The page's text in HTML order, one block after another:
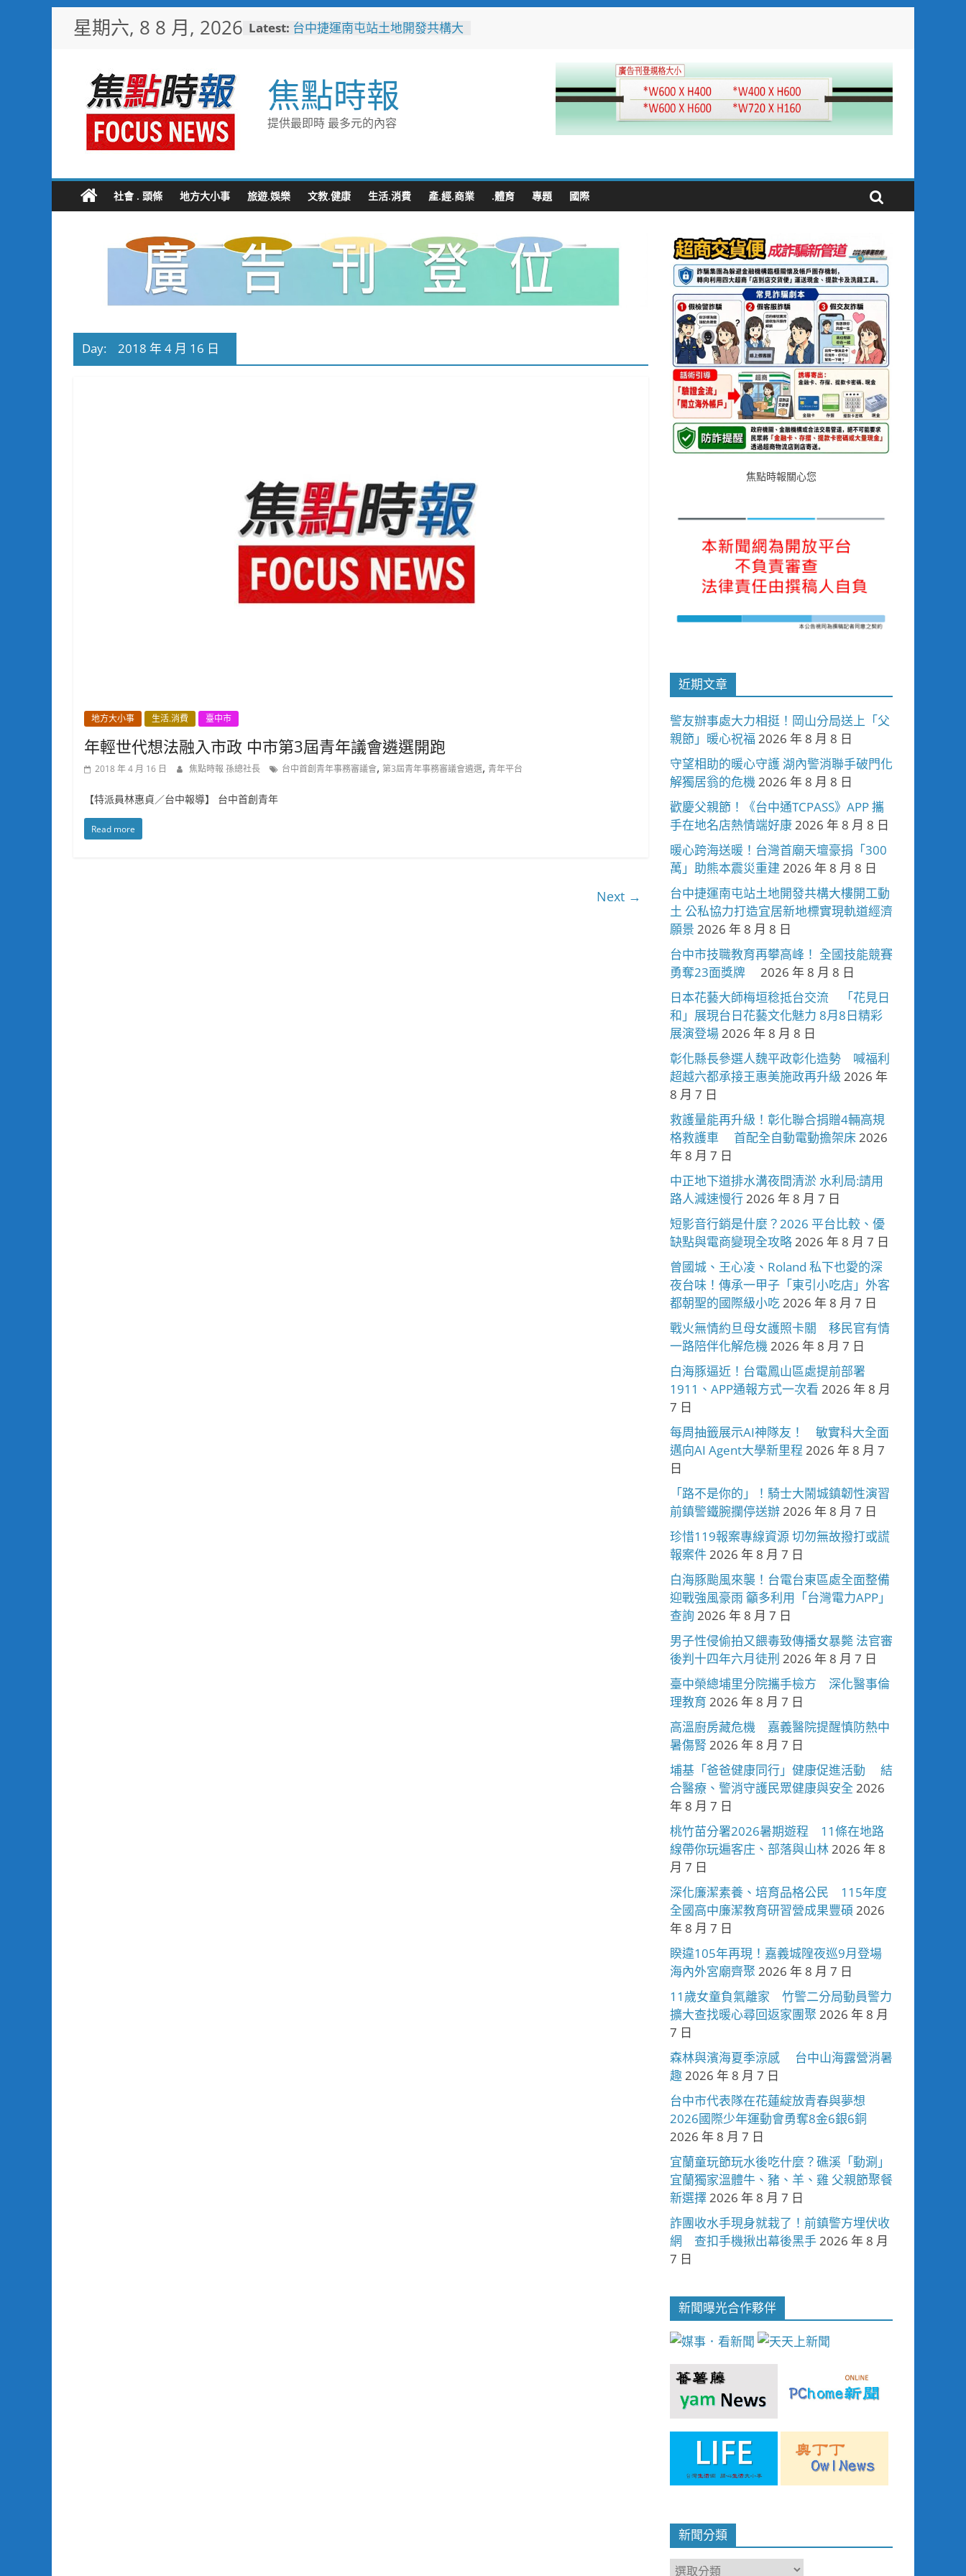
星期六, 8 8 月, 2026 Latest: 台中捷運南屯站土地開發共構大
送上「父親節」暖心祝福
守望相助的暖心守護 湖內警消
聯手破門化解獨居翁的危機
歡慶父親節！《台中通
捐「300萬」助熊本震災重建
焦點時報
提供最即時 最多元的內容
社會 . 頭條 地方大小事 旅遊.娛樂 文教.健康 生活.消費 產.經.商業 .體育 專題 國際
Day: 2018 年 4 月 16 日
地方大小事 生活.消費 臺中市
年輕世代想法融入市政 中市第3屆青年議會遴選開跑
2018 年 4 月 16 日 焦點時報 孫總社長 台中首創青年事務審議會, 第3屆青年事務審議會遴選, 青年平台
【特派員林惠貞／台中報導】 台中首創青年
Read more
Next →
焦點時報關心您
近期文章
警友辦事處大力相挺！岡山分局送上「父
親節」暖心祝福 2026 年 8 月 8 日
守望相助的暖心守護 湖內警消聯手破門化
解獨居翁的危機2026 年 8 月 8 日
歡慶父親節！《台中通TCPASS》APP 攜
手在地名店熱情端好康2026 年 8 月 8 日
暖心跨海送暖！台灣首廟天壇豪捐「300
萬」助熊本震災重建 2026 年 8 月 8 日
台中捷運南屯站土地開發共構大樓開工動
土 公私協力打造宜居新地標實現軌道經濟
願景 2026 年 8 月 8 日
台中市技職教育再攀高峰！ 全國技能競賽
勇奪23面獎牌
2026 年 8 月 8 日
日本花藝大師梅垣稔抵台交流 「花見日
和」展現台日花藝文化魅力 8月8日精彩
展演登場2026 年 8 月 8 日
彰化縣長參選人魏平政彰化造勢 喊福利
超越六都承接王惠美施政再升級 2026 年
8 月 7 日
救護量能再升級！彰化聯合捐贈4輛高規
格救護車 首配全自動電動擔架床2026
年 8 月 7 日
中正地下道排水溝夜間清淤 水利局:請用
路人減速慢行2026 年 8 月 7 日
短影音行銷是什麼？2026 平台比較、優
缺點與電商變現全攻略2026 年 8 月 7 日
曾國城、王心凌、Roland 私下也愛的深
夜台味！傳承一甲子「東引小吃店」外客
都朝聖的國際級小吃2026 年 8 月 7 日
戰火無情約旦母女護照卡關 移民官有情
一路陪伴化解危機2026 年 8 月 7 日
白海豚逼近！台電鳳山區處提前部署
1911、APP通報方式一次看 2026 年 8 月
7 日
每周抽籤展示AI神隊友！ 敏實科大全面
邁向AI Agent大學新里程 2026 年 8 月 7
日
「路不是你的」！騎士大鬧城鎮韌性演習
前鎮警鐵腕攔停送辦2026 年 8 月 7 日
珍惜119報案專線資源 切勿無故撥打或謊
報案件2026 年 8 月 7 日
白海豚颱風來襲！台電台東區處全面整備
迎戰強風豪雨 籲多利用「台灣電力APP」
查詢 2026 年 8 月 7 日
男子性侵偷拍又餵毒致傳播女暴斃 法官審
後判十四年六月徒刑 2026 年 8 月 7 日
臺中榮總埔里分院攜手檢方 深化醫事倫
理教育 2026 年 8 月 7 日
高溫廚房藏危機 嘉義醫院提醒慎防熱中
暑傷腎 2026 年 8 月 7 日
埔基「爸爸健康同行」健康促進活動 結
合醫療、警消守護民眾健康與安全 2026
年 8 月 7 日
桃竹苗分署2026暑期遊程 11條在地路
線帶你玩遍客庄、部落與山林2026 年 8
月 7 日
深化廉潔素養、培育品格公民 115年度
全國高中廉潔教育研習營成果豐碩 2026
年 8 月 7 日
睽違105年再現！嘉義城隍夜巡9月登場
海內外宮廟齊聚 2026 年 8 月 7 日
11歲女童負氣離家 竹警二分局動員警力
擴大查找暖心尋回返家團聚 2026 年 8 月
7 日
森林與濱海夏季涼感 台中山海露營消暑
趣2026 年 8 月 7 日
台中市代表隊在花蓮綻放青春與夢想
2026國際少年運動會勇奪8金6銀6銅
2026 年 8 月 7 日
宜蘭童玩節玩水後吃什麼？礁溪「動涮」
宜蘭獨家溫體牛、豬、羊、雞 父親節聚餐
新選擇2026 年 8 月 7 日
詐團收水手現身就栽了！前鎮警方埋伏收
網 查扣手機揪出幕後黑手2026 年 8 月
7 日
新聞曝光合作夥伴
新聞分類
新